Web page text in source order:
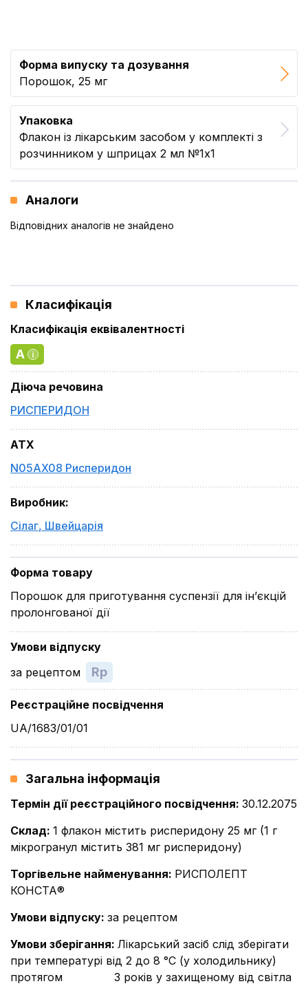
Форма випуску та дозування
Порошок, 25 мг
Упаковка
Флакон із лікарським засобом у комплекті з
розчинником у шприцах 2 мл №1x1
Аналоги
Відповідних аналогів не знайдено
Класифікація
Класифікація еквівалентності
A
Діюча речовина
РИСПЕРИДОН
ATX
N05AX08 Рисперидон
Виробник:
Сілаг, Швейцарія
Форма товару
Порошок для приготування суспензії для ін’єкцій
пролонгованої дії
Умови відпуску
за рецептом
Rp
Реєстраційне посвідчення
UA/1683/01/01
Загальна інформація
Термін дії реєстраційного посвідчення: 30.12.2075
Склад: 1 флакон містить рисперидону 25 мг (1 г
мікрогранул містить 381 мг рисперидону)
Торгівельне найменування: РИСПОЛЕПТ
КОНСТА®
Умови відпуску: за рецептом
Умови зберігання: Лікарський засіб слід зберігати
при температурі від 2 до 8 °С (у холодильнику)
протягом 3 років у захищеному від світла